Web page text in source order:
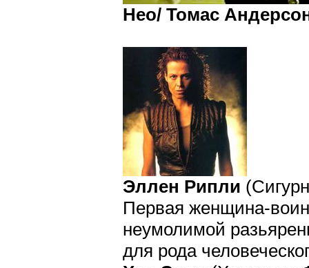
Нео/ Томас
Эллен Рипли
Первая женщина-
неумолимой
для рода